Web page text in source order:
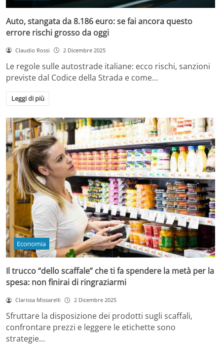
Auto, stangata da 8.186 euro: se fai ancora questo
errore rischi grosso da oggi
Claudio Rossi 2 Dicembre 2025
Le regole sulle autostrade italiane: ecco rischi, sanzioni
previste dal Codice della Strada e come…
Leggi di più
Economia
Il trucco “dello scaffale” che ti fa spendere la metà per la
spesa: non finirai di ringraziarmi
Clarissa Missarelli 2 Dicembre 2025
Sfruttare la disposizione dei prodotti sugli scaffali,
confrontare prezzi e leggere le etichette sono
strategie…